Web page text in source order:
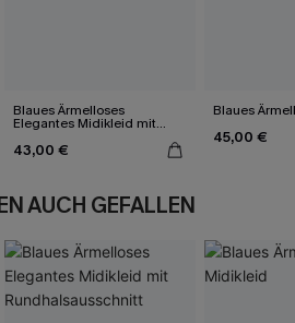
Blaues Ärmelloses
Elegantes Midikleid mit
43,00 €
Blaues
45,00 €
AUCH GEFALLEN